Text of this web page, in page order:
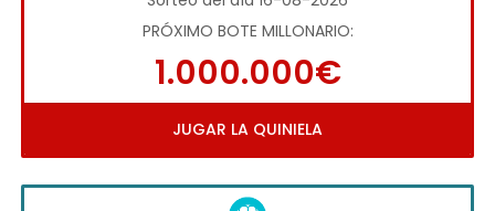
PRÓXIMO BOTE MILLONARIO:
1.000.000€
JUGAR LA QUINIELA